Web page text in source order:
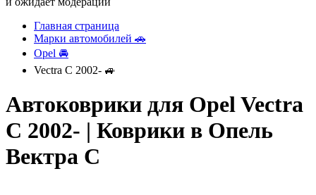
Главная страница
Марки автомобилей 🚗
Opel 🚘
Vectra C 2002- 🚙
Автоковрики для Opel Vectra
C 2002- | Коврики в Опель
Вектра С